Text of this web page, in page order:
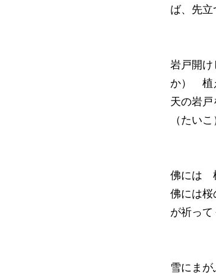
ば、先
岩戸開
か） 植
天の岩
（たい
佛には
佛には
が祈っ
雪にま